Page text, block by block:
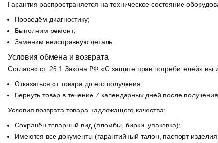
Гарантия распространяется на техническое состояние
Проведём диагностику;
Выполним ремонт;
Заменим неисправную деталь.
Условия обмена и возврата
Согласно ст. 26.1 Закона РФ «О защите прав потребителей» вы
Отказаться от товара до его получения;
Вернуть товар в течение 7 календарных дней после
Условия возврата товара надлежащего качества:
Сохранён товарный вид (пломбы, бирки, упаковка);
Имеются все документы (гарантийный талон, паспорт